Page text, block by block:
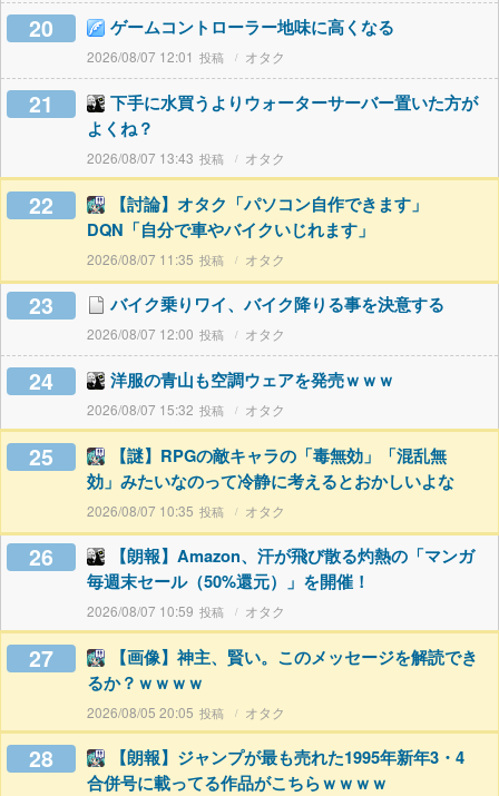
20 ゲームコントローラー地味に高くなる
2026/08/07 12:01 オタク
21
下手に水買うよりウォーターサーバー置いた方が
よくね？
2026/08/07 13:43 オタク
22
【討論】オタク「パソコン自作できます」
DQN「自分で車やバイクいじれます」
2026/08/07 11:35 オタク
23 バイク乗りワイ、バイク降りる事を決意する
2026/08/07 12:00 オタク
24 洋服の青山も空調ウェアを発売ｗｗｗ
2026/08/07 15:32 オタク
25
【謎】RPGの敵キャラの「毒無効」「混乱無
効」みたいなのって冷静に考えるとおかしいよな
2026/08/07 10:35 オタク
26
【朗報】Amazon、汗が飛び散る灼熱の「マンガ
毎週末セール（50%還元）」を開催！
2026/08/07 10:59 オタク
27
【画像】神主、賢い。このメッセージを解読でき
るか？ｗｗｗｗ
2026/08/05 20:05 オタク
28
【朗報】ジャンプが最も売れた1995年新年3・4
合併号に載ってる作品がこちらｗｗｗｗ